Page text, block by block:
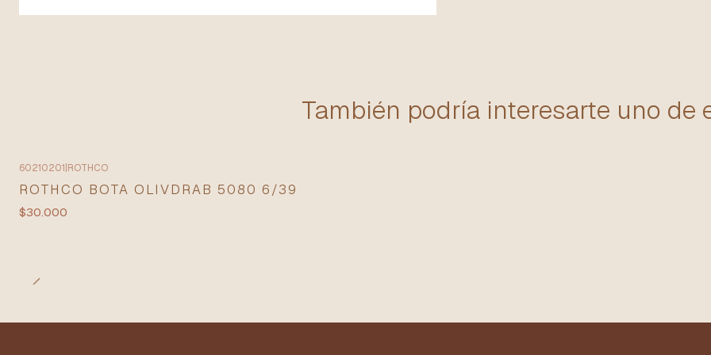
También podría interesarte uno de
60210201 ROTHCO
ROTHCO BOTA OLIVDRAB 5080 6/39
$30.000